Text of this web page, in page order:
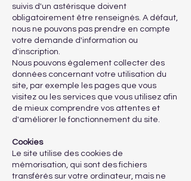
suivis d'un astérisque doivent
obligatoirement être renseignés. A défaut,
nous ne pouvons pas prendre en compte
votre demande d'information ou
d'inscription.
Nous pouvons également collecter des
données concernant votre utilisation du
site, par exemple les pages que vous
visitez ou les services que vous utilisez afin
de mieux comprendre vos attentes et
d'améliorer le fonctionnement du site.
Cookies
Le site utilise des cookies de
mémorisation, qui sont des fichiers
transférés sur votre ordinateur, mais ne